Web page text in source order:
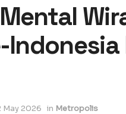
May 2026 in Metropolis